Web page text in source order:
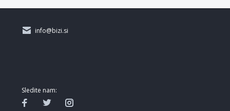
info@bizi.si
Sledite nam: